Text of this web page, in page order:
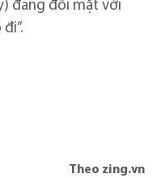
đang đối mặt với
Theo zing.vn